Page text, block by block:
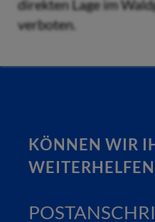
direkten Lage im
verboten.
KÖNNEN WIR